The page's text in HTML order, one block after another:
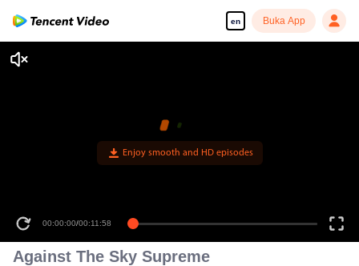
en Buka App
00:00:00/00:11:58
Against The Sky Supreme